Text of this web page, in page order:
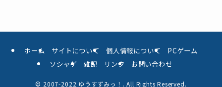
ホーム サイトについて 個人情報について
PCゲーム
ソシャゲ
雑記 リンク お問い合わせ
© 2007-2022 ゆうすずみっ！. All Rights Reserved.